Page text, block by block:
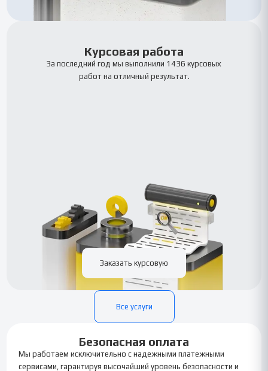
Курсовая работа
За последний год мы выполнили 1436 курсовых
работ на отличный результат.
Заказать курсовую
Все услуги
Безопасная оплата
Мы работаем исключительно с надежными платежными
сервисами, гарантируя высочайший уровень безопасности и